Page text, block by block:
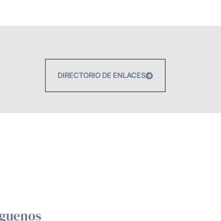
DIRECTORIO DE ENLACES